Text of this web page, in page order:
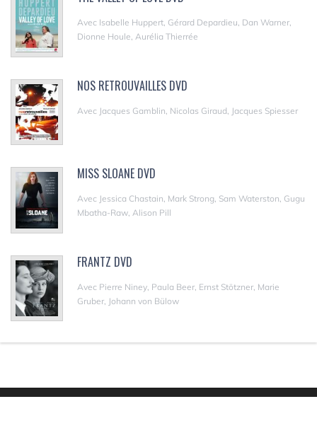
Avec Isabelle Huppert, Gérard Depardieu, Dan Warner,
Dionne Houle, Aurélia Thierrée
NOS RETROUVAILLES DVD
Avec Jacques Gamblin, Nicolas Giraud, Jacques Spiesser
MISS SLOANE DVD
Avec Jessica Chastain, Mark Strong, Sam Waterston, Gugu
Mbatha-Raw, Alison Pill
FRANTZ DVD
Avec Pierre Niney, Paula Beer, Ernst Stötzner, Marie
Gruber, Johann von Bülow